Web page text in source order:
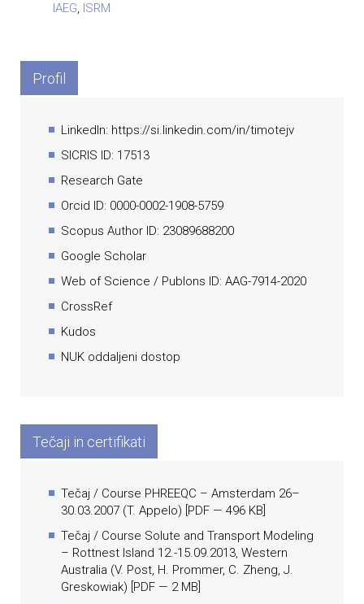
IAEG, ISRM
Profil
LinkedIn: https://si.linkedin.com/in/timotejv
SICRIS ID: 17513
Research Gate
Orcid ID: 0000-0002-1908-5759
Scopus Author ID: 23089688200
Google Scholar
Web of Science / Publons ID: AAG-7914-2020
CrossRef
Kudos
NUK oddaljeni dostop
Tečaji in certifikati
Tečaj / Course PHREEQC – Amsterdam 26–
30.03.2007 (T. Appelo) PDF — 496 KB]
Tečaj / Course Solute and Transport Modeling
– Rottnest Island 12.-15.09.2013, Western
Australia (V. Post, H. Prommer, C. Zheng, J.
Greskowiak) PDF — 2 MB]